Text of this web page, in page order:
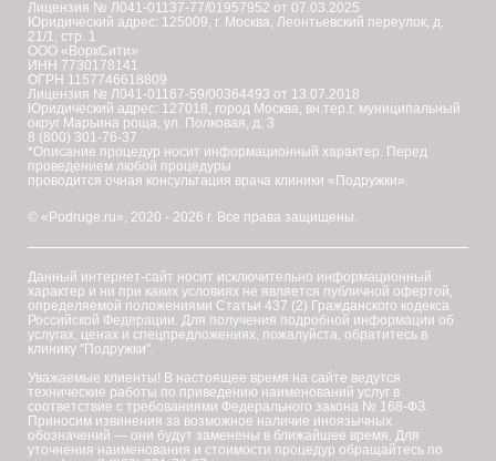
Лицензия № Л041-01137-77/01957952 от 07.03.2025
Юридический адрес: 125009, г. Москва, Леонтьевский переулок, д.
21/1, стр. 1
ООО «ВоркСити»
ИНН 7730178141
ОГРН 1157746618809
Лицензия № Л041-01167-59/00364493 от 13.07.2018
Юридический адрес: 127018, город Москва, вн.тер.г. муниципальный
округ Марьина роща, ул. Полковая, д. 3
8 (800) 301-76-37
*Описание процедур носит информационный характер. Перед
проведением любой процедуры
проводится очная консультация врача клиники «Подружки».
© «Podruge.ru», 2020 - 2026 г. Все права защищены.
Данный интернет-сайт носит исключительно информационный
характер и ни при каких условиях не является публичной офертой,
определяемой положениями Статьи 437 (2) Гражданского кодекса
Российской Федерации. Для получения подробной информации об
услугах, ценах и спецпредложениях, пожалуйста, обратитесь в
клинику "Подружки".
Уважаемые клиенты! В настоящее время на сайте ведутся
технические работы по приведению наименований услуг в
соответствие с требованиями Федерального закона № 168-ФЗ.
Приносим извинения за возможное наличие иноязычных
обозначений — они будут заменены в ближайшее время. Для
уточнения наименования и стоимости процедур обращайтесь по